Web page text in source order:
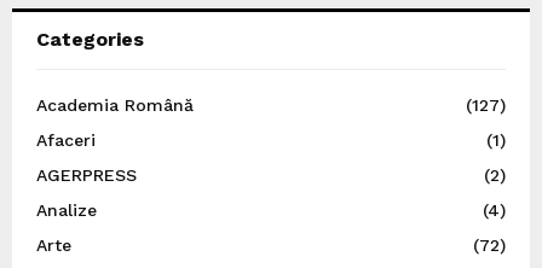
Categories
Academia Română
(127)
Afaceri
(1)
AGERPRESS
(2)
Analize
(4)
Arte
(72)